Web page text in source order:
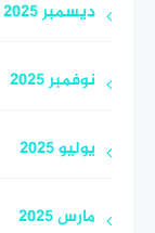
ديسمبر 2025
نوفمبر 2025
يوليو 2025
مارس 2025